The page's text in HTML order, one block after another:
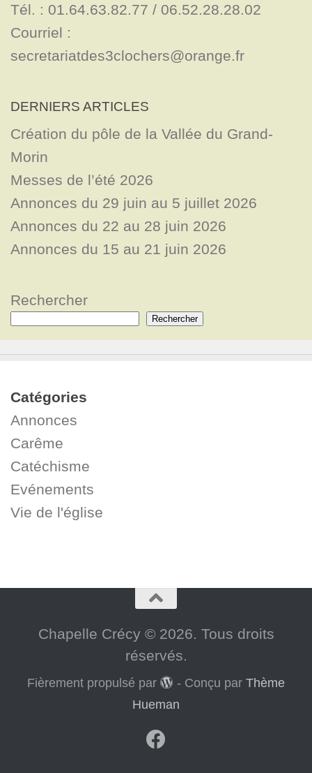
Tél. : 01.64.63.82.77 / 06.52.28.28.02
Courriel :
secretariatdes3clochers@orange.fr
DERNIERS ARTICLES
Création du pôle de la Vallée du Grand-
Morin
Messes de l’été 2026
Annonces du 29 juin au 5 juillet 2026
Annonces du 22 au 28 juin 2026
Annonces du 15 au 21 juin 2026
Rechercher
Rechercher
Catégories
Annonces
Carême
Catéchisme
Evénements
Vie de l'église
Chapelle Crécy © 2026. Tous droits
réservés.
Fièrement propulsé par - Conçu par Thème
Hueman